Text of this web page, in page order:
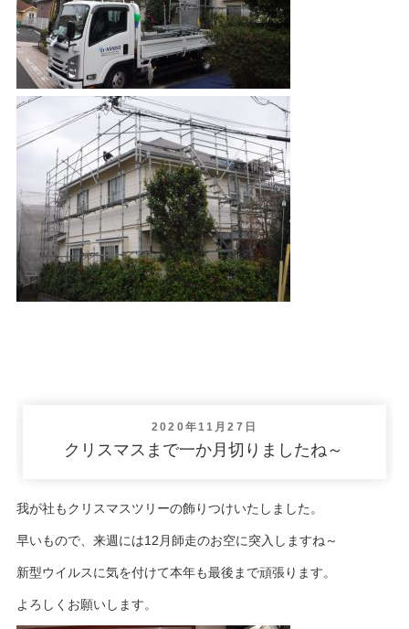
投
稿
日:
2020年11月27日
クリスマスまで一か月切りましたね～
我が社もクリスマスツリーの飾りつけいたしました。
早いもので、来週には12月師走のお空に突入しますね～
新型ウイルスに気を付けて本年も最後まで頑張ります。
よろしくお願いします。